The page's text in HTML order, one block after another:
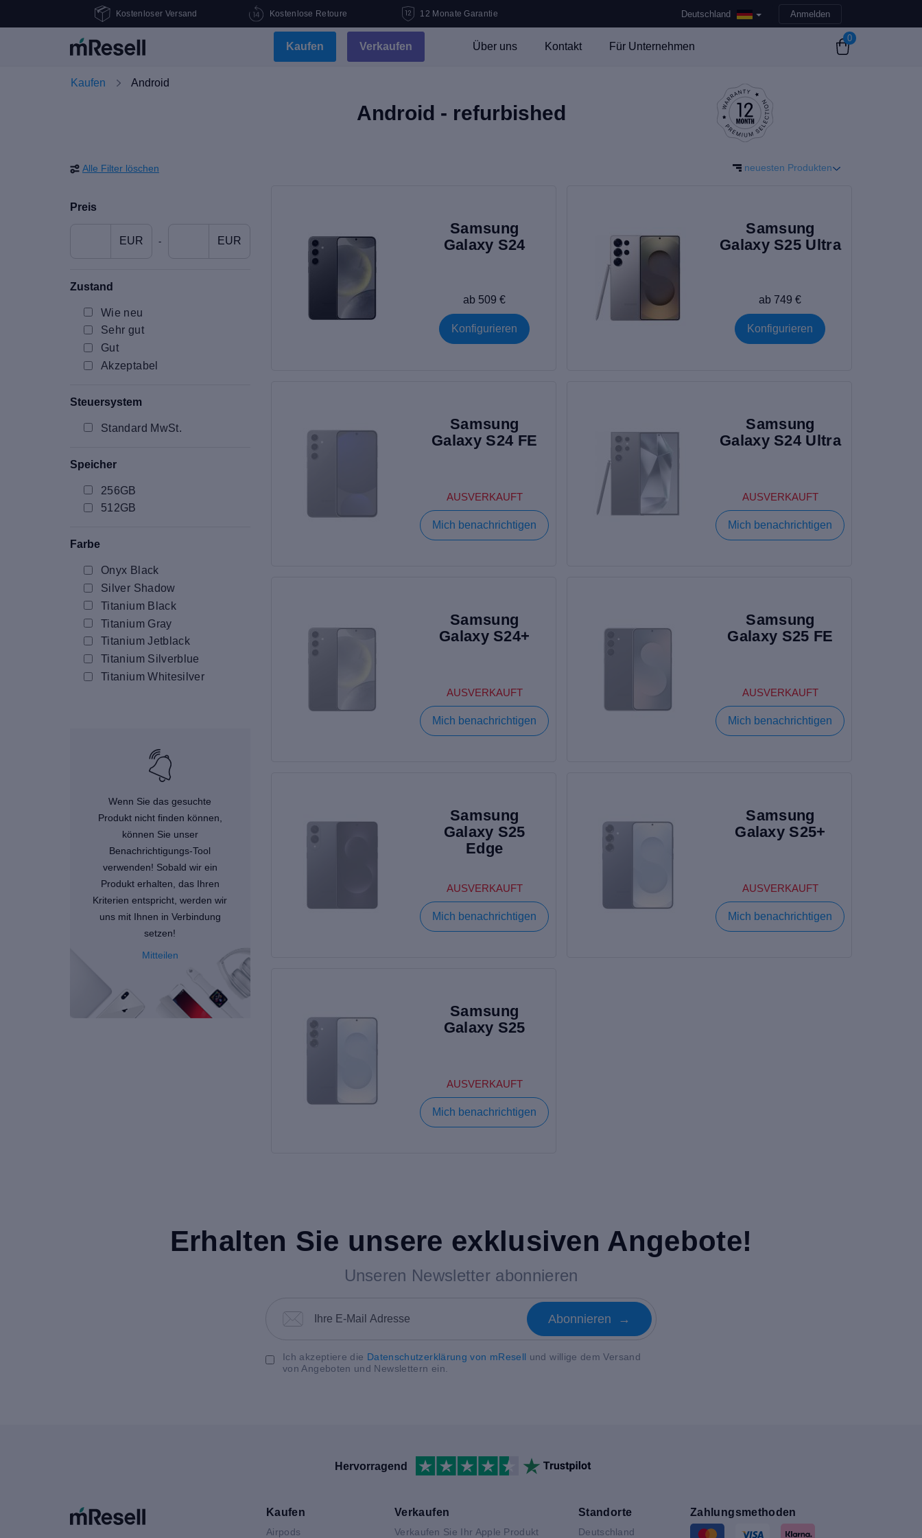
Kostenloser Versand Kostenlose Retoure 12 Monate Garantie Deutschland Anmelden
Kaufen Verkaufen Über uns Kontakt Für Unternehmen
0
Kaufen Android
Android - refurbished
Alle Filter löschen
Preis
EUR - EUR
Zustand
Wie neu
Sehr gut
Gut
Akzeptabel
Steuersystem
Standard MwSt.
Speicher
256GB
512GB
Farbe
Onyx Black
Silver Shadow
Titanium Black
Titanium Gray
Titanium Jetblack
Titanium Silverblue
Titanium Whitesilver
Wenn Sie das gesuchte
Produkt nicht finden können,
können Sie unser
Benachrichtigungs-Tool
verwenden! Sobald wir ein
Produkt erhalten, das Ihren
Kriterien entspricht, werden wir
uns mit Ihnen in Verbindung
setzen!
Mitteilen
neuesten Produkten
Samsung
Galaxy S24
ab 509 €
Konfigurieren
Samsung
Galaxy S25 Ultra
ab 749 €
Konfigurieren
Samsung
Galaxy S24 FE
AUSVERKAUFT
Mich benachrichtigen
Samsung
Galaxy S24 Ultra
AUSVERKAUFT
Mich benachrichtigen
Samsung
Galaxy S24+
AUSVERKAUFT
Mich benachrichtigen
Samsung
Galaxy S25 FE
AUSVERKAUFT
Mich benachrichtigen
Samsung
Galaxy S25
Edge
AUSVERKAUFT
Mich benachrichtigen
Samsung
Galaxy S25+
AUSVERKAUFT
Mich benachrichtigen
Samsung
Galaxy S25
AUSVERKAUFT
Mich benachrichtigen
Erhalten Sie unsere exklusiven Angebote!
Unseren Newsletter abonnieren
Abonnieren →
Ich akzeptiere die Datenschutzerklärung von mResell und willige dem Versand
von Angeboten und Newslettern ein.
Hervorragend
Kaufen
Airpods
Verkaufen
Verkaufen Sie Ihr Apple Produkt
Standorte
Deutschland
Zahlungsmethoden